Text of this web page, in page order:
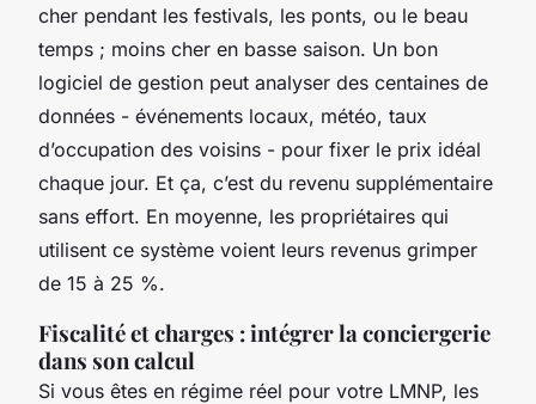
cher pendant les festivals, les ponts, ou le beau
temps ; moins cher en basse saison. Un bon
logiciel de gestion peut analyser des centaines de
données - événements locaux, météo, taux
d’occupation des voisins - pour fixer le prix idéal
chaque jour. Et ça, c’est du revenu supplémentaire
sans effort. En moyenne, les propriétaires qui
utilisent ce système voient leurs revenus grimper
de 15 à 25 %.
Fiscalité et charges : intégrer la conciergerie
dans son calcul
Si vous êtes en régime réel pour votre LMNP, les